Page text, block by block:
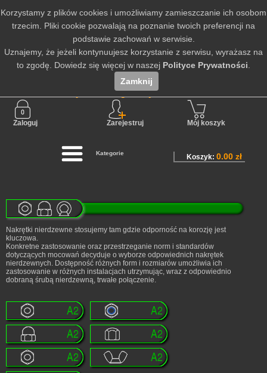
Nie jesteś zalogowany
Zaloguj Zarejestruj Mój koszyk
Kategorie
Nakrętki nierdzewne stosujemy tam gdzie odporność na korozję jest
kluczowa.
Konkretne zastosowanie oraz przestrzeganie norm i standardów
dotyczących mocowań decyduje o wyborze odpowiednich nakrętek
nierdzewnych. Dostępność różnych form i rozmiarów umożliwia ich
zastosowanie w różnych instalacjach utrzymując, wraz z odpowiednio
dobraną śrubą nierdzewną, trwałe połączenie.
Koszyk:0.00 zł
Korzystamy z plików cookies i umożliwiamy zamieszczanie ich osobom
trzecim. Pliki cookie pozwalają na poznanie twoich preferencji na
podstawie zachowań w serwisie.
Uznajemy, że jeżeli kontynuujesz korzystanie z serwisu, wyrażasz na
to zgodę. Dowiedz się więcej w naszej Polityce Prywatności
Zamknij